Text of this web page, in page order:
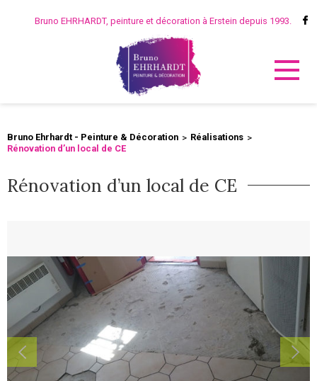
Bruno EHRHARDT, peinture et décoration à Erstein depuis 1993.
Bruno Ehrhardt - Peinture & Décoration
Réalisations
Rénovation d’un local de CE
Rénovation d’un local de CE